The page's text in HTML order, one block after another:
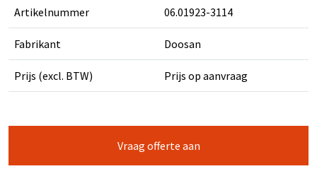
Artikelnummer 06.01923-3114
Fabrikant Doosan
Prijs (excl. BTW) Prijs op aanvraag
Vraag offerte aan